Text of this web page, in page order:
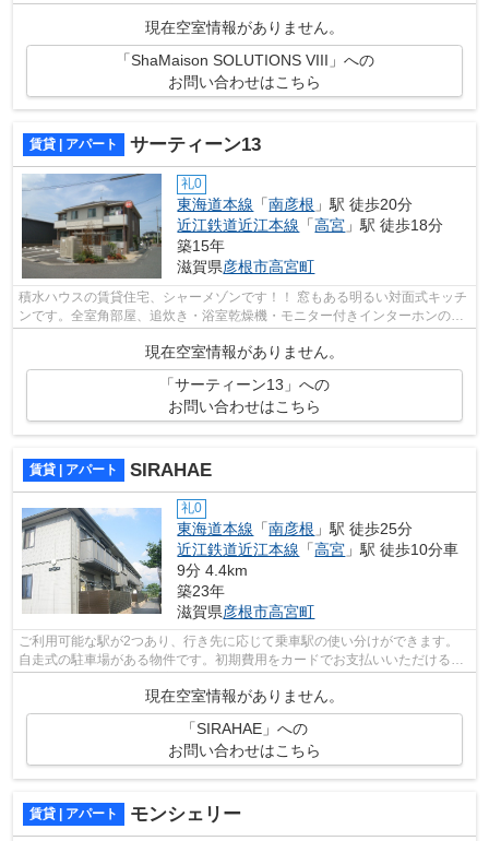
うのに便利なスギ薬局 南彦根店があり...
現在空室情報がありません。
「ShaMaison SOLUTIONS VIII」への
お問い合わせはこちら
賃貸 | アパート サーティーン13
礼0
東海道本線 「南彦根 」駅 徒歩20分
近江鉄道近江本線 「高宮 」駅 徒歩18分
築15年
滋賀県彦根市高宮町
積水ハウスの賃貸住宅、シャーメゾンです！！ 窓もある明るい対面式キッチ
ンです。全室角部屋、追炊き・浴室乾燥機・モニター付きインターホンのあ
現在空室情報がありません。
「サーティーン13」への
お問い合わせはこちら
賃貸 | アパート SIRAHAE
礼0
東海道本線 「南彦根 」駅 徒歩25分
近江鉄道近江本線 「高宮 」駅 徒歩10分車
9分 4.4km
築23年
滋賀県彦根市高宮町
ご利用可能な駅が2つあり、行き先に応じて乗車駅の使い分けができます。
自走式の駐車場がある物件です。初期費用をカードでお支払いいただけるの
現在空室情報がありません。
「SIRAHAE」への
お問い合わせはこちら
賃貸 | アパート モンシェリー